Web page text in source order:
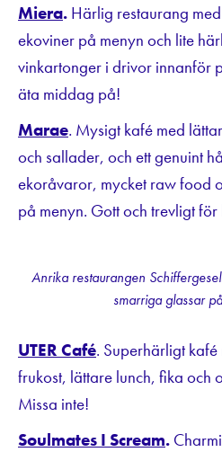
Miera. Härlig restaurang
ekoviner på menyn och lite
vinkartonger i drivor innanför
äta middag på!
Marae. Mysigt kafé med
och sallader, och ett genuint
ekoråvaror, mycket raw food
på menyn. Gott och trevligt
Anrika restaurangen
smarriga glassar
UTER Café. Superhärligt
frukost, lättare lunch, fika och
Missa inte!
Soulmates I Scream.